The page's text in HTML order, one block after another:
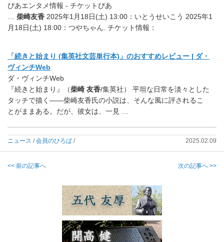
ぴあエンタメ情報 - チケットぴあ
柴崎友香 2025年1月18日(土) 13:00：いとうせいこう 2025年1
月18日(土) 18:00：つやちゃん. チケット情報：
「続きと始まり (集英社文芸単行本)」のおすすめレビュー | ダ・
ヴィンチWeb
ダ・ヴィンチWeb
『続きと始まり』（柴崎 友香/集英社） 平坦な日常を淡々とした
タッチで描く――柴崎友香氏の小説は、そんな風に評されるこ
とがままある。だが、彼女は、一見 …
ニュース /会員のひろば / 2025.02.09
<< 前の記事へ 次の記事へ >>